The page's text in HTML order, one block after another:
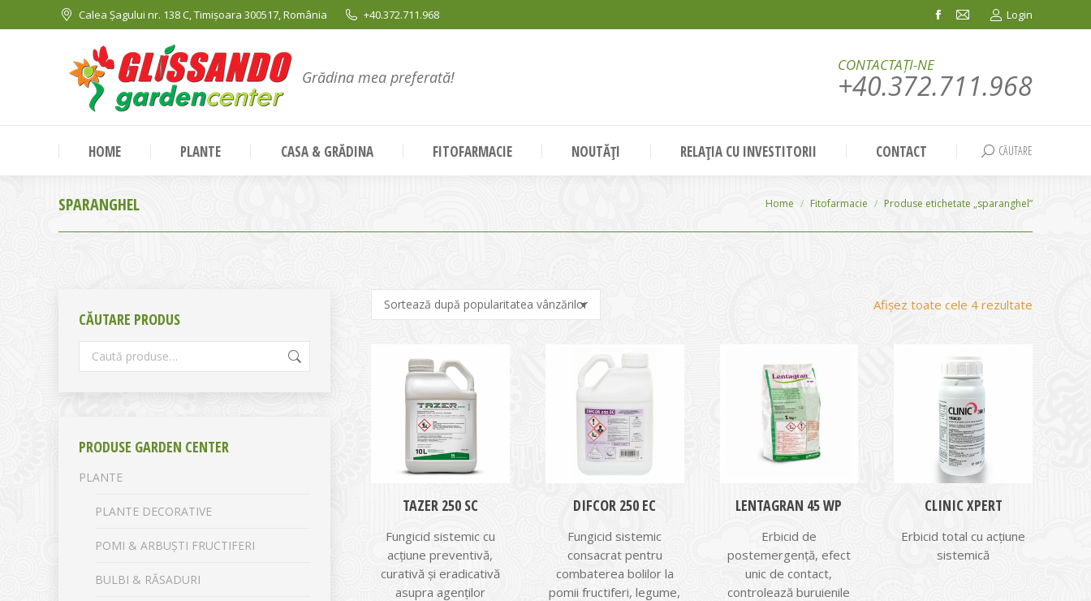
Calea Șagului nr. 138 C, Timișoara 300517, România +40.372.711.968
Facebook
in
window
Mail
in
window
Login
Grădina mea preferată!
CONTACTAȚI-NE
+40.372.711.968
HOME PLANTE CASA & GRĂDINA FITOFARMACIE NOUTĂȚI RELAȚIA CU INVESTITORII CONTACT Search:
CĂUTARE
SPARANGHEL You are here:
Home Fitofarmacie Produse etichetate „sparanghel”
Afișez toate cele 4 rezultate
TAZER 250 SC
Fungicid sistemic cu
acțiune preventivă,
curativă și eradicativă
asupra agenților
DIFCOR 250 EC
Fungicid sistemic
consacrat pentru
combaterea bolilor la
pomii fructiferi, legume,
LENTAGRAN 45 WP
Erbicid de
postemergență, efect
unic de contact,
controlează buruienile
CLINIC XPERT
Erbicid total cu acţiune
sistemică
CĂUTARE PRODUS
PRODUSE GARDEN CENTER
PLANTE
PLANTE DECORATIVE
POMI & ARBUȘTI FRUCTIFERI
BULBI & RĂSADURI